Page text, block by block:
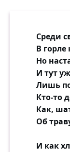
Среди
В
Но
И тут
Лишь
Кто-то
Как,
Об
И как